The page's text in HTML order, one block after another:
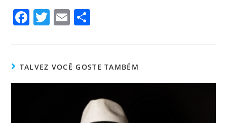
Fa
ok
T
er
E
TALVEZ VOCÊ GOSTE TAMBÉM